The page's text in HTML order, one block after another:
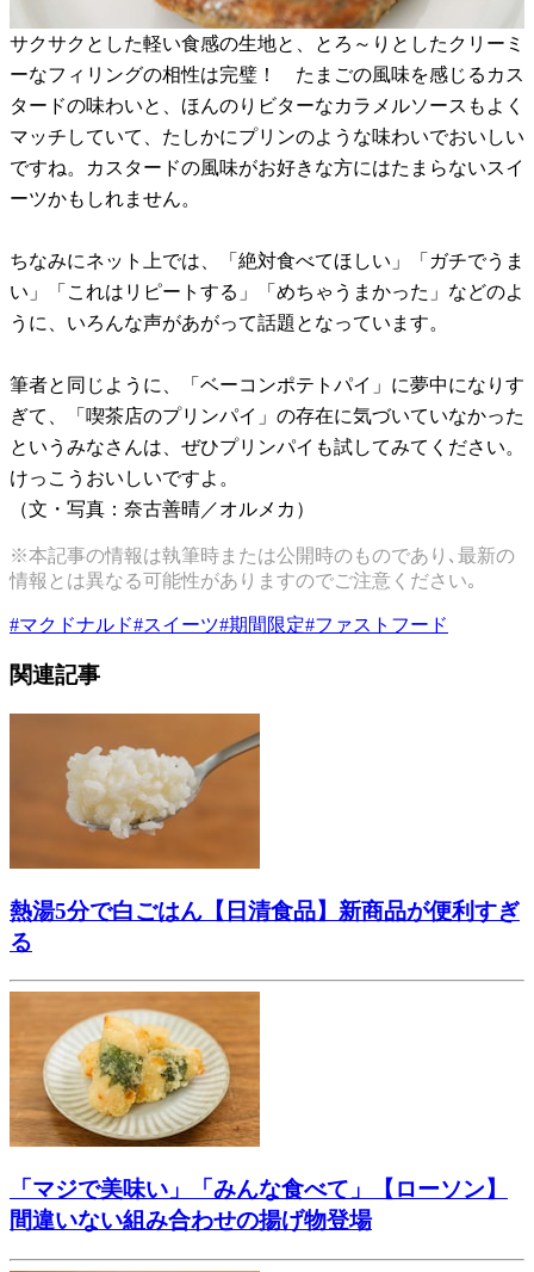
サクサクとした軽い食感の生地と、とろ～りとしたクリーミ
ーなフィリングの相性は完璧！ たまごの風味を感じるカス
タードの味わいと、ほんのりビターなカラメルソースもよく
マッチしていて、たしかにプリンのような味わいでおいしい
ですね。カスタードの風味がお好きな方にはたまらないスイ
ーツかもしれません。
ちなみにネット上では、「絶対食べてほしい」「ガチでうま
い」「これはリピートする」「めちゃうまかった」などのよ
うに、いろんな声があがって話題となっています。
筆者と同じように、「ベーコンポテトパイ」に夢中になりす
ぎて、「喫茶店のプリンパイ」の存在に気づいていなかった
というみなさんは、ぜひプリンパイも試してみてください。
けっこうおいしいですよ。
（文・写真：奈古善晴／オルメカ）
※本記事の情報は執筆時または公開時のものであり､最新の
情報とは異なる可能性がありますのでご注意ください｡
#マクドナルド#スイーツ#期間限定#ファストフード
関連記事
熱湯5分で白ごはん【日清食品】新商品が便利すぎ
る
「マジで美味い」「みんな食べて」【ローソン】
間違いない組み合わせの揚げ物登場